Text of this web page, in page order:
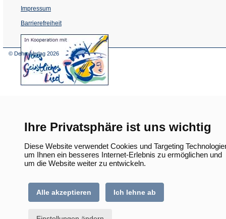
Ihre Privatsphäre ist uns wichtig
Diese Website verwendet Cookies und Targeting
um Ihnen ein besseres Internet-Erlebnis zu ermöglichen und
um die Website weiter zu entwickeln.
Alle akzeptieren Ich lehne ab
Impressum
Barrierefreiheit
(Öffnet
in
© Dehm Verlag 2026